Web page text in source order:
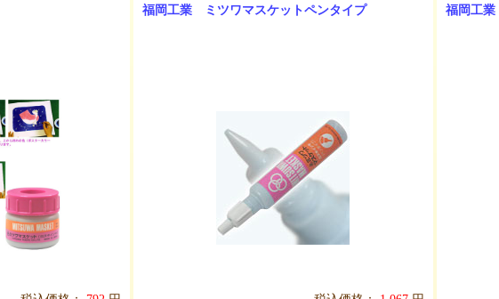
福岡工業 ミツワマスケットペンタイプ 福岡工